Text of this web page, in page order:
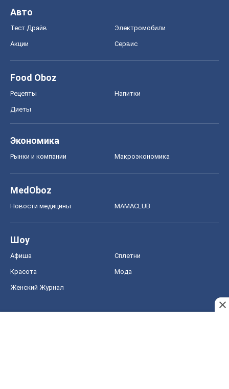
Авто
Тест Драйв Электромобили
Акции Сервис
Food Oboz
Рецепты Напитки
Диеты
Экономика
Рынки и компании Mакроэкономика
MedOboz
Новости медицины MAMACLUB
Шоу
Афиша Сплетни
Красота Мода
Женский Журнал